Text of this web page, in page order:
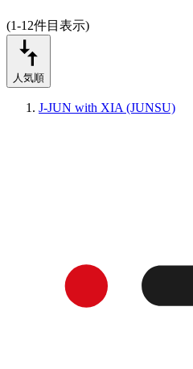
(1-12件目表示)
人気順
J-JUN with XIA (JUNSU)